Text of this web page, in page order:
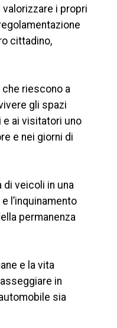
valorizzare i propri
cittadino,
che riescono a
gli spazi
e ai visitatori uno
e nei giorni di
veicoli in una
l’inquinamento
permanenza
e la vita
in
sia